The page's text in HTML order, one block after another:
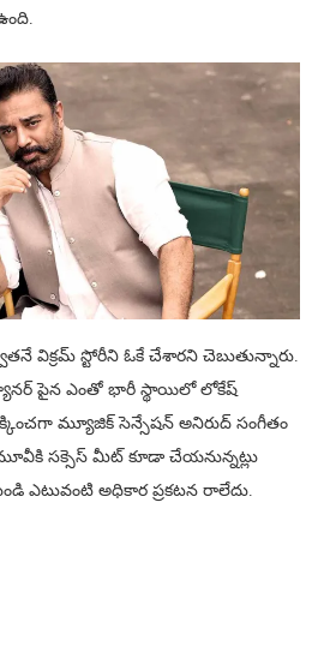
విక్రమ్ స్టోరీని ఓకే చేశారని చెబుతున్నారు.
పైన ఎంతో భారీ స్థాయిలో లోకేష్
మ్యూజిక్ సెన్సేషన్ అనిరుద్ సంగీతం
సక్సెస్ మీట్ కూడా చేయనున్నట్లు
ఎటువంటి అధికార ప్రకటన రాలేదు.